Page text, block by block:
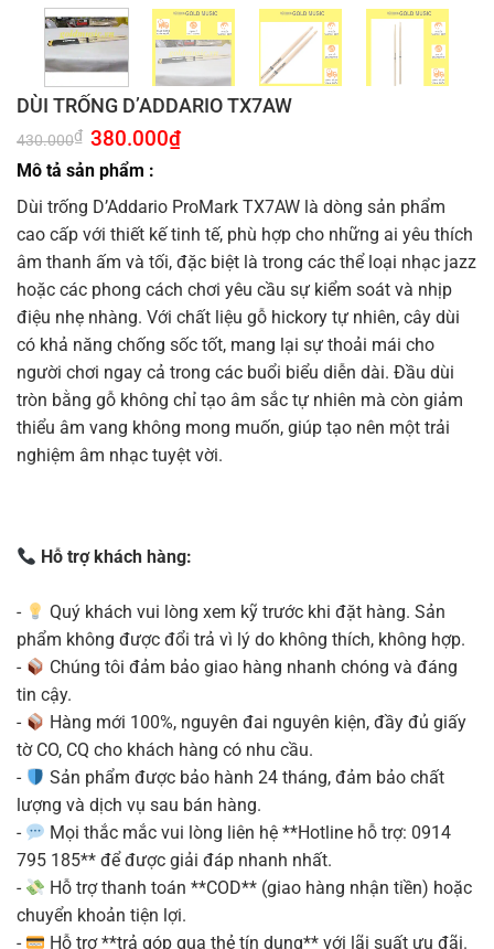
DÙI TRỐNG D’ADDARIO TX7AW
430.000₫ Giá
gốc
là:
430.000₫.
380.000₫Giá
380.000₫.
Mô tả sản phẩm :
Dùi trống D’Addario ProMark TX7AW là dòng sản phẩm
cao cấp với thiết kế tinh tế, phù hợp cho những ai yêu thích
âm thanh ấm và tối, đặc biệt là trong các thể loại nhạc jazz
hoặc các phong cách chơi yêu cầu sự kiểm soát và nhịp
điệu nhẹ nhàng. Với chất liệu gỗ hickory tự nhiên, cây dùi
có khả năng chống sốc tốt, mang lại sự thoải mái cho
người chơi ngay cả trong các buổi biểu diễn dài. Đầu dùi
tròn bằng gỗ không chỉ tạo âm sắc tự nhiên mà còn giảm
thiểu âm vang không mong muốn, giúp tạo nên một trải
nghiệm âm nhạc tuyệt vời.
Hỗ trợ khách hàng:
-
Quý khách vui lòng xem kỹ trước khi đặt hàng. Sản
phẩm không được đổi trả vì lý do không thích, không hợp.
-
Chúng tôi đảm bảo giao hàng nhanh chóng và đáng
tin cậy.
-
Hàng mới 100%, nguyên đai nguyên kiện, đầy đủ giấy
tờ CO, CQ cho khách hàng có nhu cầu.
-
Sản phẩm được bảo hành 24 tháng, đảm bảo chất
lượng và dịch vụ sau bán hàng.
-
Mọi thắc mắc vui lòng liên hệ **Hotline hỗ trợ: 0914
795 185** để được giải đáp nhanh nhất.
-
Hỗ trợ thanh toán **COD** (giao hàng nhận tiền) hoặc
chuyển khoản tiện lợi.
-
Hỗ trợ **trả góp qua thẻ tín dụng** với lãi suất ưu đãi.